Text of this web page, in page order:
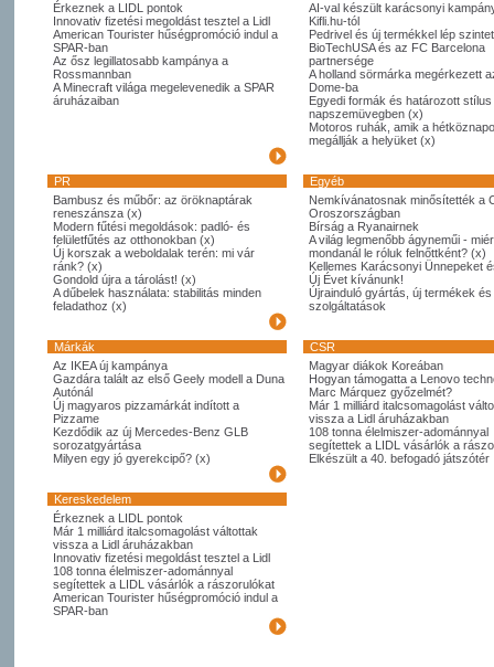
Érkeznek a LIDL pontok
Innovativ fizetési megoldást tesztel a Lidl
American Tourister hűségpromóció indul a
SPAR-ban
Az ősz legillatosabb kampánya a
Rossmannban
A Minecraft világa megelevenedik a SPAR
áruházaiban
AI-val készült karácsonyi
Kifli.hu-tól
Pedrivel és új termékkel lép
BioTechUSA és az FC Barcelona
partnersége
A holland sörmárka megérkezett
Dome-ba
Egyedi formák és határozott
napszemüvegben (x)
Motoros ruhák, amik a
megállják a helyüket (x)
PR
Egyéb
Bambusz és műbőr: az öröknaptárak
reneszánsza (x)
Modern fűtési megoldások: padló- és
felületfűtés az otthonokban (x)
Új korszak a weboldalak terén: mi vár
ránk? (x)
Gondold újra a tárolást! (x)
A dűbelek használata: stabilitás minden
feladathoz (x)
Nemkívánatosnak minősítették a
Oroszországban
Bírság a Ryanairnek
A világ legmenőbb ágyneműi -
mondanál le róluk felnőttként? (x)
Kellemes Karácsonyi Ünnepeket
Új Évet kívánunk!
Újrainduló gyártás, új termékek és
szolgáltatások
Márkák
CSR
Az IKEA új kampánya
Gazdára talált az első Geely modell a Duna
Autónál
Új magyaros pizzamárkát indított a
Pizzame
Kezdődik az új Mercedes-Benz GLB
sorozatgyártása
Milyen egy jó gyerekcipő? (x)
Magyar diákok Koreában
Hogyan támogatta a Lenovo
Marc Márquez győzelmét?
Már 1 milliárd italcsomagolást
vissza a Lidl áruházakban
108 tonna élelmiszer-adománnyal
segítettek a LIDL vásárlók a
Elkészült a 40. befogadó játszótér
Kereskedelem
Érkeznek a LIDL pontok
Már 1 milliárd italcsomagolást váltottak
vissza a Lidl áruházakban
Innovativ fizetési megoldást tesztel a Lidl
108 tonna élelmiszer-adománnyal
segítettek a LIDL vásárlók a rászorulókat
American Tourister hűségpromóció indul a
SPAR-ban